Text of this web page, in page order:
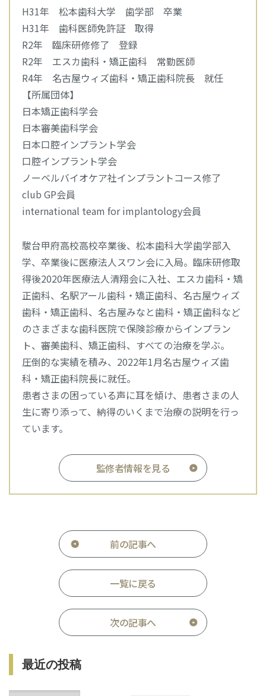
H31年 松本歯科大学 歯学部 卒業
H31年 歯科医師免許証 取得
R2年 臨床研修修了 登録
R2年 エスカ歯科・矯正歯科 常勤医師
R4年 名古屋ウィズ歯科・矯正歯科院長 就任
【所属団体】
日本矯正歯科学会
日本審美歯科学会
日本口腔インプラント学会
口腔インプラント学会
ノーベルバイオケア社インプラントコース修了
club GP会員
international team for implantology会員
駿台甲府高校高校卒業後、松本歯科大学歯学部入
学、卒業後に医療法人スワン会に入局。臨床研修取
得後2020年医療法人清翔会に入社、エスカ歯科・矯
正歯科、名駅アール歯科・矯正歯科、名古屋ウィズ
歯科・矯正歯科、名古屋みなと歯科・矯正歯科など
のさまざまな歯科医院で保険診療からインプラン
ト、審美歯科、矯正歯科、すべての治療を学ぶ。
圧倒的な実績を積み、2022年1月名古屋ウィズ歯
科・矯正歯科院長に就任。
患者さまの困っている声に耳を傾け、患者さまの人
生に寄り添って、納得のいくまで治療の説明を行っ
ています。
監修者情報を見る
前の記事へ
一覧に戻る
次の記事へ
最近の投稿